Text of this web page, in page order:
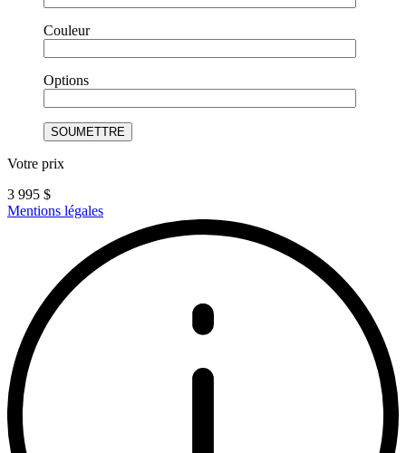
Couleur
Options
Votre prix
3 995 $
Mentions légales